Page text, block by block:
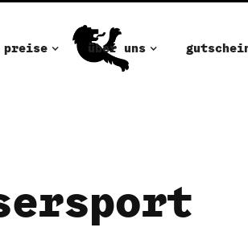
preise über uns